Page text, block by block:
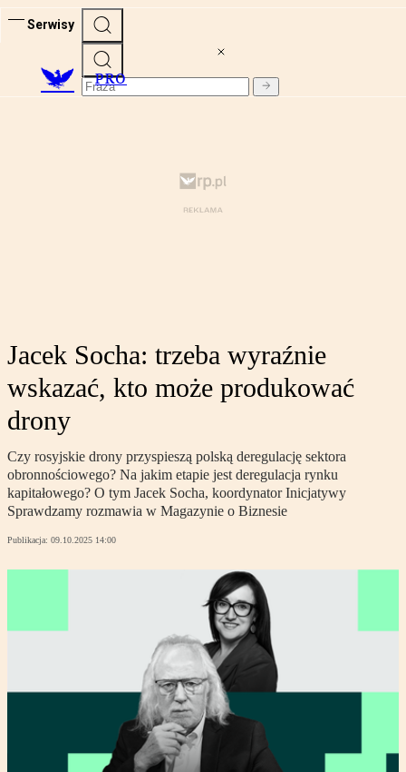
Serwisy
PRO
Jacek Socha: trzeba wyraźnie
wskazać, kto może produkować
drony
Czy rosyjskie drony przyspieszą polską deregulację sektora
obronnościowego? Na jakim etapie jest deregulacja rynku
kapitałowego? O tym Jacek Socha, koordynator Inicjatywy
Sprawdzamy rozmawia w Magazynie o Biznesie
Publikacja: 09.10.2025 14:00